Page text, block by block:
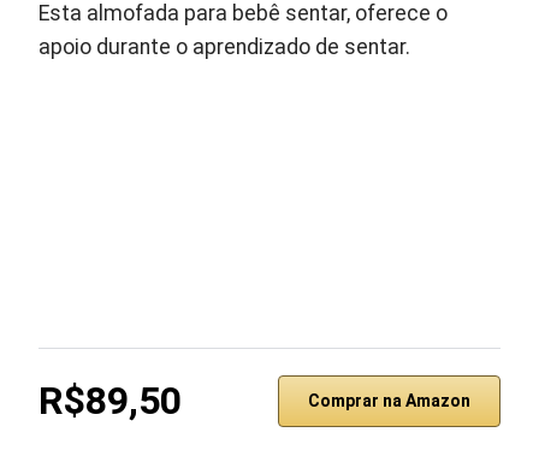
Esta almofada para bebê sentar, oferece o
apoio durante o aprendizado de sentar.
R$89,50 Comprar na Amazon